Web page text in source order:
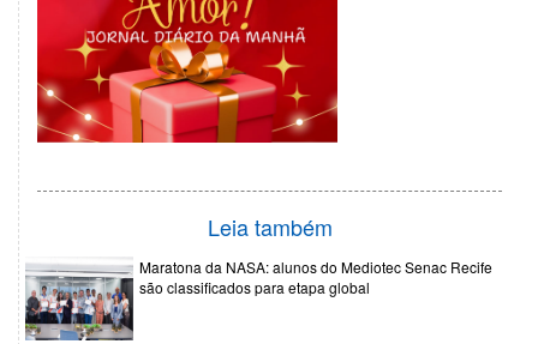
Leia também
Maratona da NASA: alunos do Mediotec Senac Recife
são classificados para etapa global